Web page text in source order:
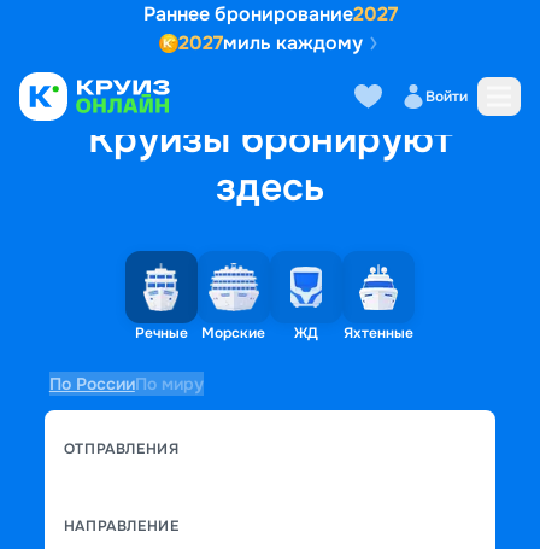
Раннее бронирование2027
2027миль каждому
Войти
Круизы бронируют
здесь
Речные Морские ЖД Яхтенные
По РоссииПо миру
ОТПРАВЛЕНИЯ
НАПРАВЛЕНИЕ